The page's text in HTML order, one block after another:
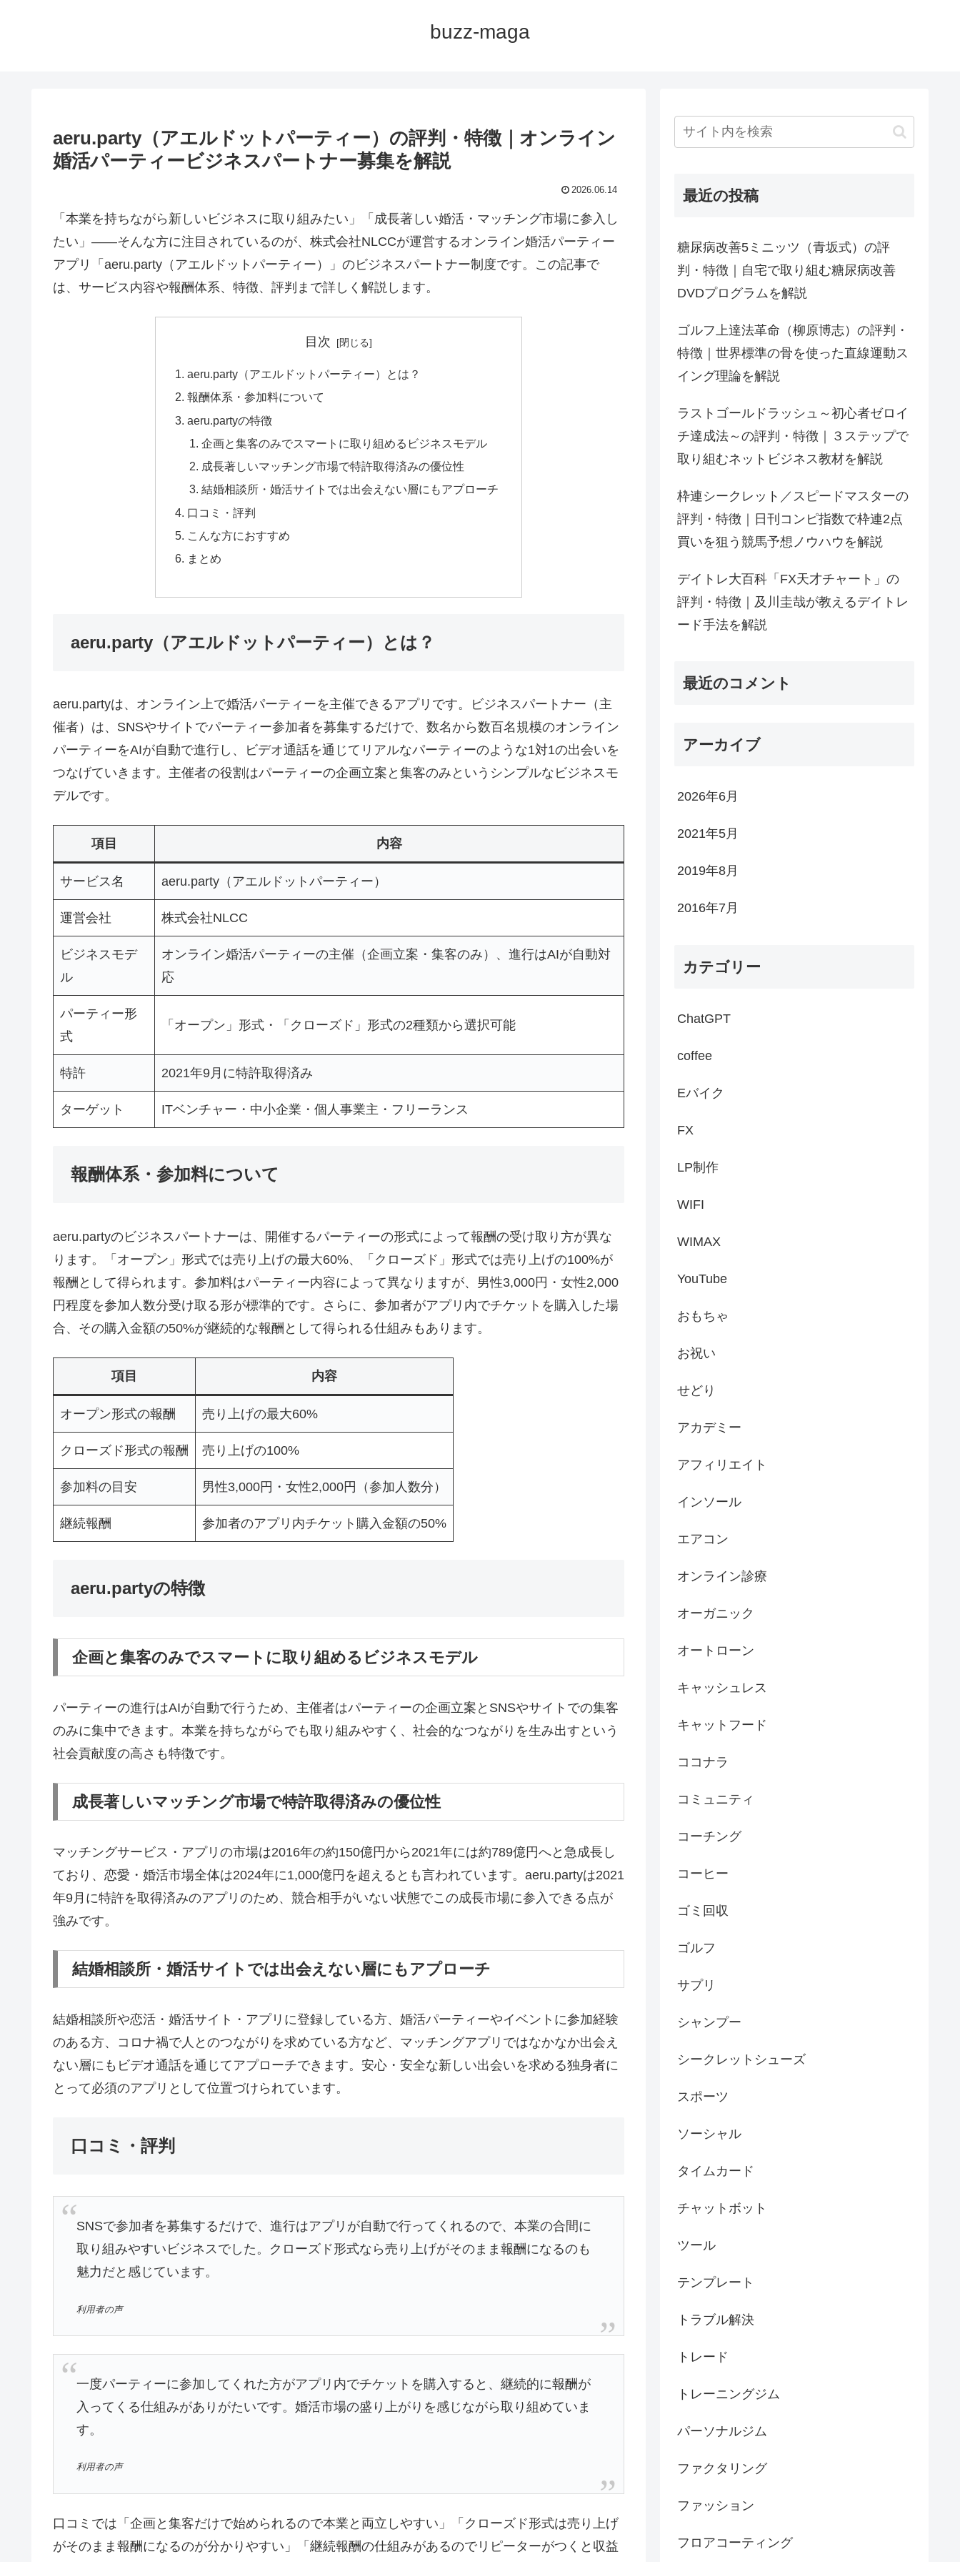
buzz-maga
aeru.party（アエルドットパーティー）の評判・特徴｜オンライン
婚活パーティービジネスパートナー募集を解説
2026.06.14
「本業を持ちながら新しいビジネスに取り組みたい」「成長著しい婚活・マッチング市場に参入し
たい」——そんな方に注目されているのが、株式会社NLCCが運営するオンライン婚活パーティー
アプリ「aeru.party（アエルドットパーティー）」のビジネスパートナー制度です。この記事で
は、サービス内容や報酬体系、特徴、評判まで詳しく解説します。
目次
aeru.party（アエルドットパーティー）とは？
報酬体系・参加料について
aeru.partyの特徴
企画と集客のみでスマートに取り組めるビジネスモデル
成長著しいマッチング市場で特許取得済みの優位性
結婚相談所・婚活サイトでは出会えない層にもアプローチ
口コミ・評判
こんな方におすすめ
まとめ
aeru.party（アエルドットパーティー）とは？
aeru.partyは、オンライン上で婚活パーティーを主催できるアプリです。ビジネスパートナー（主
催者）は、SNSやサイトでパーティー参加者を募集するだけで、数名から数百名規模のオンライン
パーティーをAIが自動で進行し、ビデオ通話を通じてリアルなパーティーのような1対1の出会いを
つなげていきます。主催者の役割はパーティーの企画立案と集客のみというシンプルなビジネスモ
デルです。
項目 内容
サービス名 aeru.party（アエルドットパーティー）
運営会社 株式会社NLCC
ビジネスモデ
ル
オンライン婚活パーティーの主催（企画立案・集客のみ）、進行はAIが自動対
応
パーティー形
式
「オープン」形式・「クローズド」形式の2種類から選択可能
特許 2021年9月に特許取得済み
ターゲット ITベンチャー・中小企業・個人事業主・フリーランス
報酬体系・参加料について
aeru.partyのビジネスパートナーは、開催するパーティーの形式によって報酬の受け取り方が異な
ります。「オープン」形式では売り上げの最大60%、「クローズド」形式では売り上げの100%が
報酬として得られます。参加料はパーティー内容によって異なりますが、男性3,000円・女性2,000
円程度を参加人数分受け取る形が標準的です。さらに、参加者がアプリ内でチケットを購入した場
合、その購入金額の50%が継続的な報酬として得られる仕組みもあります。
項目 内容
オープン形式の報酬 売り上げの最大60%
クローズド形式の報酬 売り上げの100%
参加料の目安 男性3,000円・女性2,000円（参加人数分）
継続報酬 参加者のアプリ内チケット購入金額の50%
aeru.partyの特徴
企画と集客のみでスマートに取り組めるビジネスモデル
パーティーの進行はAIが自動で行うため、主催者はパーティーの企画立案とSNSやサイトでの集客
のみに集中できます。本業を持ちながらでも取り組みやすく、社会的なつながりを生み出すという
社会貢献度の高さも特徴です。
成長著しいマッチング市場で特許取得済みの優位性
マッチングサービス・アプリの市場は2016年の約150億円から2021年には約789億円へと急成長し
ており、恋愛・婚活市場全体は2024年に1,000億円を超えるとも言われています。aeru.partyは2021
年9月に特許を取得済みのアプリのため、競合相手がいない状態でこの成長市場に参入できる点が
強みです。
結婚相談所・婚活サイトでは出会えない層にもアプローチ
結婚相談所や恋活・婚活サイト・アプリに登録している方、婚活パーティーやイベントに参加経験
のある方、コロナ禍で人とのつながりを求めている方など、マッチングアプリではなかなか出会え
ない層にもビデオ通話を通じてアプローチできます。安心・安全な新しい出会いを求める独身者に
とって必須のアプリとして位置づけられています。
口コミ・評判
SNSで参加者を募集するだけで、進行はアプリが自動で行ってくれるので、本業の合間に
取り組みやすいビジネスでした。クローズド形式なら売り上げがそのまま報酬になるのも
魅力だと感じています。
利用者の声
一度パーティーに参加してくれた方がアプリ内でチケットを購入すると、継続的に報酬が
入ってくる仕組みがありがたいです。婚活市場の盛り上がりを感じながら取り組めていま
す。
利用者の声
口コミでは「企画と集客だけで始められるので本業と両立しやすい」「クローズド形式は売り上げ
がそのまま報酬になるのが分かりやすい」「継続報酬の仕組みがあるのでリピーターがつくと収益
最近の投稿
糖尿病改善5ミニッツ（青坂式）の評
判・特徴｜自宅で取り組む糖尿病改善
DVDプログラムを解説
ゴルフ上達法革命（柳原博志）の評判・
特徴｜世界標準の骨を使った直線運動ス
イング理論を解説
ラストゴールドラッシュ～初心者ゼロイ
チ達成法～の評判・特徴｜３ステップで
取り組むネットビジネス教材を解説
枠連シークレット／スピードマスターの
評判・特徴｜日刊コンピ指数で枠連2点
買いを狙う競馬予想ノウハウを解説
デイトレ大百科「FX天才チャート」の
評判・特徴｜及川圭哉が教えるデイトレ
ード手法を解説
最近のコメント
アーカイブ
2026年6月
2021年5月
2019年8月
2016年7月
カテゴリー
ChatGPT
coffee
Eバイク
FX
LP制作
WIFI
WIMAX
YouTube
おもちゃ
お祝い
せどり
アカデミー
アフィリエイト
インソール
エアコン
オンライン診療
オーガニック
オートローン
キャッシュレス
キャットフード
ココナラ
コミュニティ
コーチング
コーヒー
ゴミ回収
ゴルフ
サプリ
シャンプー
シークレットシューズ
スポーツ
ソーシャル
タイムカード
チャットボット
ツール
テンプレート
トラブル解決
トレード
トレーニングジム
パーソナルジム
ファクタリング
ファッション
フロアコーティング